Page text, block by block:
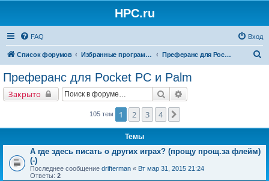
HPC.ru
FAQ Вход
Список форумов Избранные программы для КПК Преферанс для Pocket PC и Palm
Преферанс для Pocket PC и Palm
Закрыто Поиск
105 тем 1 2 3 4
Темы
А где здесь писать о других играх? (прощу прощ.за флейм)
(-)
Последнее сообщение drifterman « Вт мар 31, 2015 21:24
Ответы: 2